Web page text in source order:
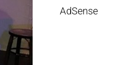
AdSense